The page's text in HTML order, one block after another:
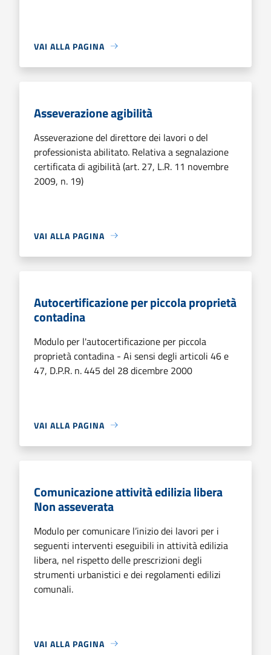
VAI ALLA PAGINA
Asseverazione agibilità
Asseverazione del direttore dei lavori o del
professionista abilitato. Relativa a segnalazione
certificata di agibilità (art. 27, L.R. 11 novembre
2009, n. 19)
VAI ALLA PAGINA
Autocertificazione per piccola proprietà
contadina
Modulo per l'autocertificazione per piccola
proprietà contadina - Ai sensi degli articoli 46 e
47, D.P.R. n. 445 del 28 dicembre 2000
VAI ALLA PAGINA
Comunicazione attività edilizia libera
Non asseverata
Modulo per comunicare l’inizio dei lavori per i
seguenti interventi eseguibili in attività edilizia
libera, nel rispetto delle prescrizioni degli
strumenti urbanistici e dei regolamenti edilizi
comunali.
VAI ALLA PAGINA